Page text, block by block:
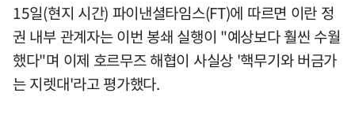
15일(현지 시간) 파이낸셜타임스(FT)에 따르면 이란 정
권 내부 관계자는 이번 봉쇄 실행이 "예상보다 훨씬 수월
했다"며 이제 호르무즈 해협이 사실상 '핵무기와 버금가
는 지렛대'라고 평가했다.